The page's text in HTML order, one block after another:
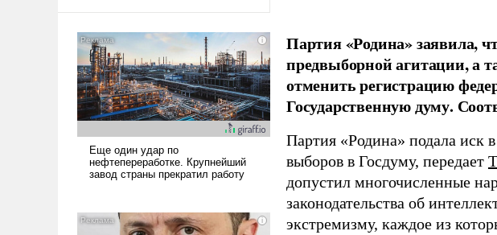
Партия «Родина» заявила,
предвыборной агитации, а
отменить регистрацию
Государственную думу.
Партия «Родина» подала иск
выборов в Госдуму, передает
допустил многочисленные
законодательства об
экстремизму, каждое из